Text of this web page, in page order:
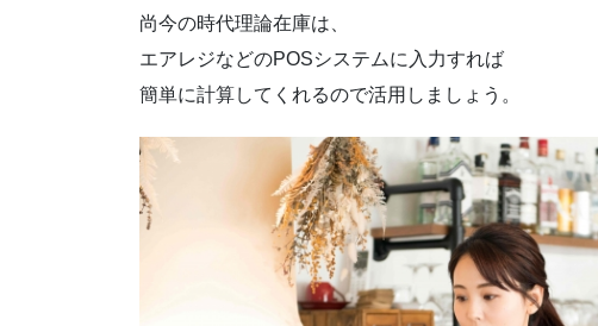
尚今の時代理論在庫は、
エアレジなどのPOSシステムに入力すれば
簡単に計算してくれるので活用しましょう。